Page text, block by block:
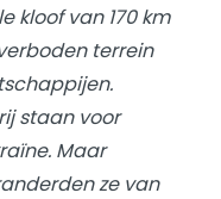
kloof van 170 km
terrein
staan ​​voor
Maar
ze van